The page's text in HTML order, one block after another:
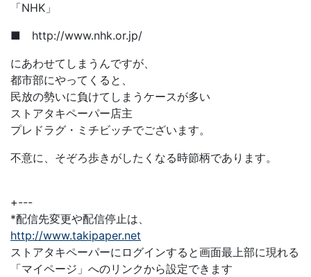
「NHK」
■ http://www.nhk.or.jp/
にあわせてしまうんですが、
都市部にやってくると、
民放の勢いに負けてしまうケースが多い
ストアタキペーパー店主
プレドラグ・ミチビッチでございます。
不意に、そぞろ歩きがしたくなる時節柄であります。
+---
*配信先変更や配信停止は、
http://www.takipaper.net
ストアタキペーパーにログインすると画面最上部に現れる
「マイページ」へのリンクから設定できます